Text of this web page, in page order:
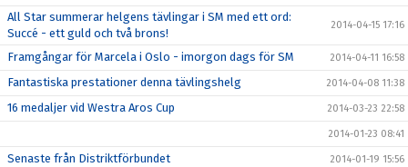
All Star summerar helgens tävlingar i SM med ett ord:
Succé - ett guld och två brons!
2014-04-15 17:16
Framgångar för Marcela i Oslo - imorgon dags för SM 2014-04-11 16:58
Fantastiska prestationer denna tävlingshelg 2014-04-08 11:38
16 medaljer vid Westra Aros Cup 2014-03-23 22:58
2014-01-23 08:41
Senaste från Distriktförbundet 2014-01-19 15:56